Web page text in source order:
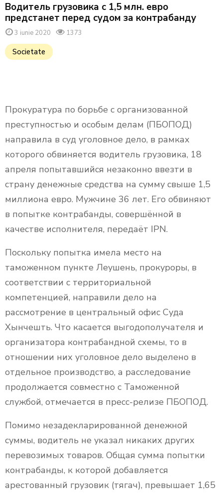
Водитель грузовика с 1,5 млн. евро
предстанет перед судом за контрабанду
3 iunie 2020 1373
Societate
Lots of cash money. Euros. euro money banknotes.
Прокуратура по борьбе с организованной
преступностью и особым делам (ПБОПОД)
направила в суд уголовное дело, в рамках
которого обвиняется водитель грузовика, 18
апреля попытавшийся незаконно ввезти в
страну денежные средства на сумму свыше 1,5
миллиона евро. Мужчине 36 лет. Его обвиняют
в попытке контрабанды, совершённой в
качестве исполнителя, передаёт IPN.
Поскольку попытка имела место на
таможенном пункте Леушень, прокуроры, в
соответствии с территориальной
компетенцией, направили дело на
рассмотрение в центральный офис Суда
Хынчешть. Что касается выгодополучателя и
организатора контрабандной схемы, то в
отношении них уголовное дело выделено в
отдельное производство, а расследование
продолжается совместно с Таможенной
службой, отмечается в пресс-релизе ПБОПОД.
Помимо незадекларированной денежной
суммы, водитель не указал никаких других
перевозимых товаров. Общая сумма попытки
контрабанды, к которой добавляется
арестованный грузовик (тягач), превышает 1,65